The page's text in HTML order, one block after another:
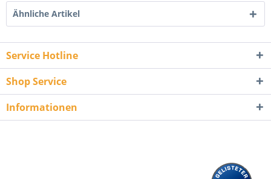
Ähnliche Artikel
Service Hotline
Shop Service
Informationen